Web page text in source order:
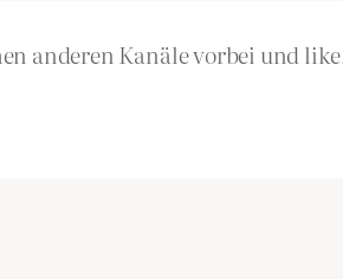
anderen Kanäle vorbei und